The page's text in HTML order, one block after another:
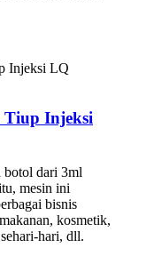
Tiup Injeksi
botol dari 3ml
mesin ini
bisnis
kosmetik,
hari, dll.